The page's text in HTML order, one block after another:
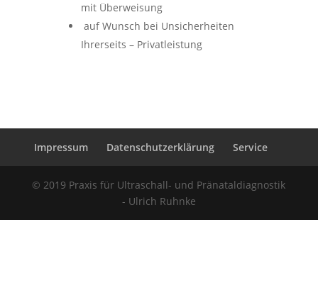
mit Überweisung
auf Wunsch bei Unsicherheiten
Ihrerseits – Privatleistung
Impressum Datenschutzerklärung Service
© 2019 Praxis für Ultraschall- und Pränataldiagnostik
- Ulrich Ruhnke